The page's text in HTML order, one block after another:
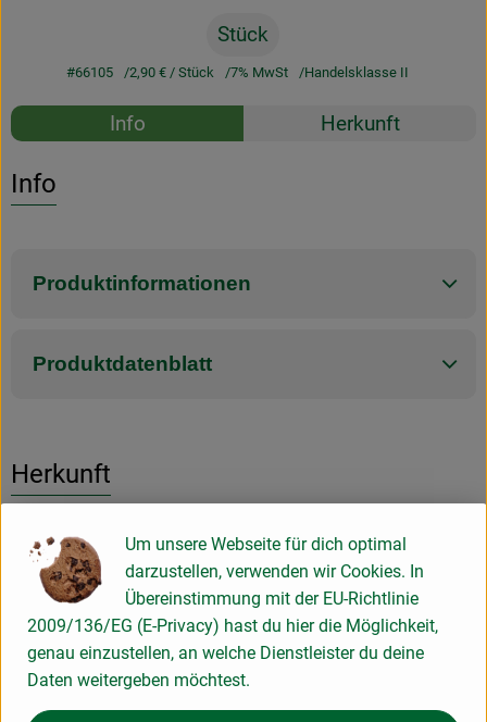
Stück
#66105 2,90 €/ Stück 7% MwSt Handelsklasse II
Rezepte
Info Herkunft
Info
Produktinformationen
Produktdatenblatt
Herkunft
Hersteller: Bingenheimer Saatgut
61209 Echzell Deutschland
zur Webseite
Bingenheimer Saatgut
Um unsere Webseite für dich optimal
darzustellen, verwenden wir Cookies. In
Übereinstimmung mit der EU-Richtlinie
2009/136/EG (E-Privacy) hast du hier die Möglichkeit,
genau einzustellen, an welche Dienstleister du deine
Daten weitergeben möchtest.